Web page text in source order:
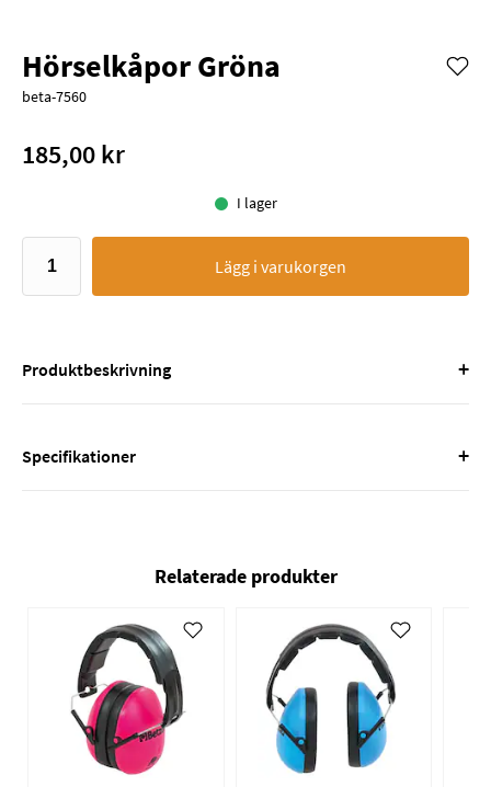
Hörselkåpor Gröna
beta-7560
185,00 kr
I lager
Lägg i varukorgen
Produktbeskrivning +
Specifikationer +
Relaterade produkter